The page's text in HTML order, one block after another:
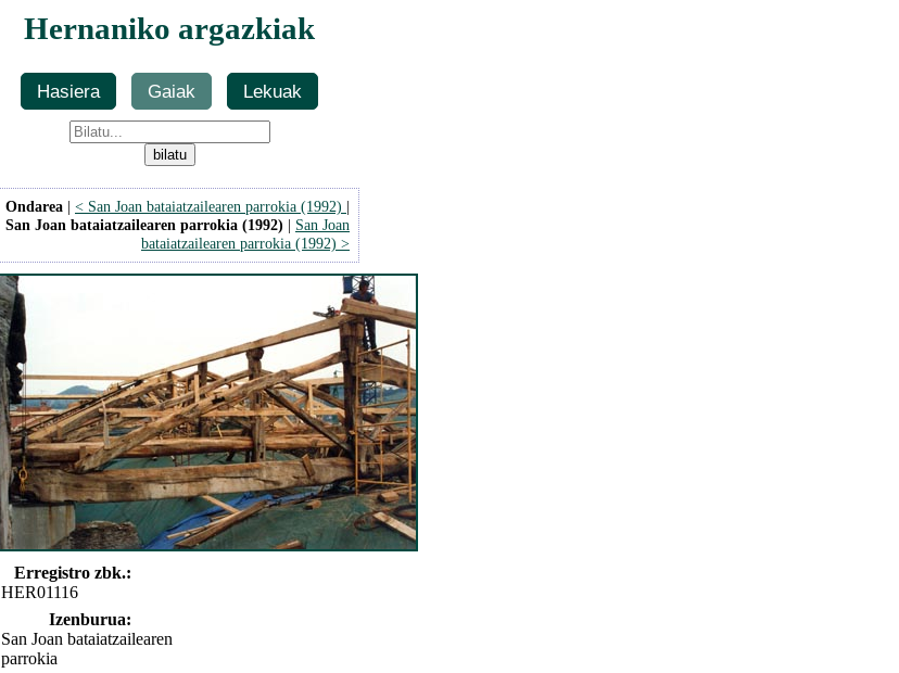
Hernaniko argazkiak
Hasiera Gaiak Lekuak
Ondarea | < San Joan bataiatzailearen parrokia (1992) |
San Joan bataiatzailearen parrokia (1992) | San Joan
bataiatzailearen parrokia (1992) >
Erregistro zbk.:
HER01116
Izenburua:
San Joan bataiatzailearen
parrokia